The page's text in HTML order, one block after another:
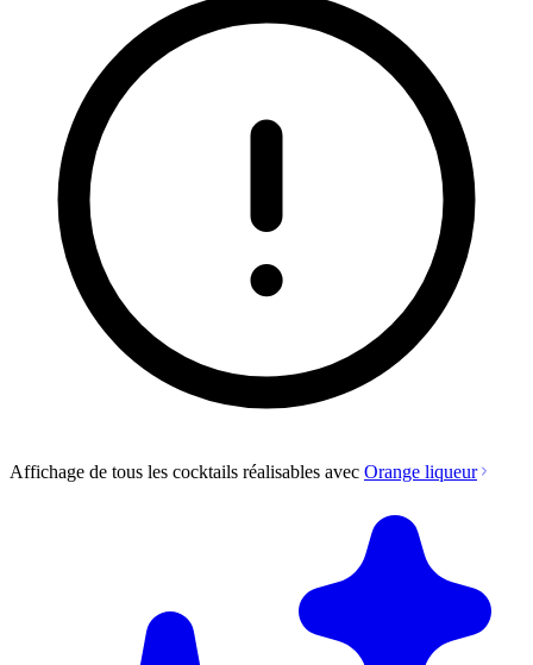
Affichage de tous les cocktails réalisables avec Orange liqueur